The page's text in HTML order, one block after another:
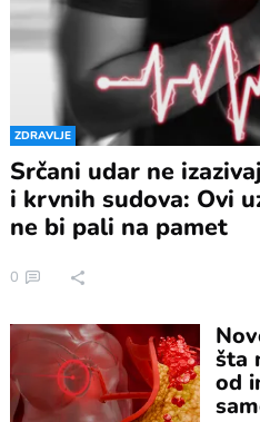
ZDRAVLJE
Srčani udar ne
i krvnih sudova: Ovi
ne bi pali na pamet
0
šta
od